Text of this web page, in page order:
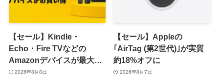
【セール】Kindle・
Echo・Fire TVなどの
Amazonデバイスが最大
31%オフに
2026年8月8日
【セール】Appleの
｢AirTag (第2世代)｣が実質
約18%オフに
2026年8月7日